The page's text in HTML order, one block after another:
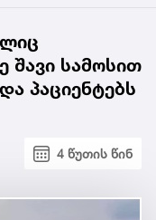
შავი სამოსით
პაციენტებს
4 წუთის წინ